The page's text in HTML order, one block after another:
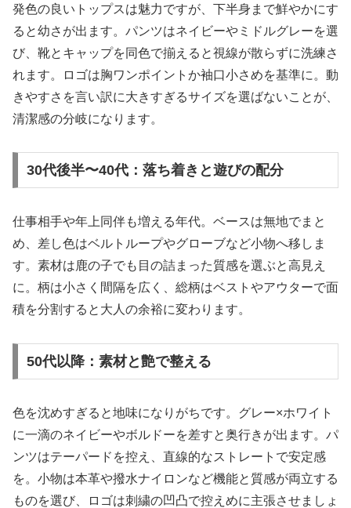
発色の良いトップスは魅力ですが、下半身まで鮮やかにす
ると幼さが出ます。パンツはネイビーやミドルグレーを選
び、靴とキャップを同色で揃えると視線が散らずに洗練さ
れます。ロゴは胸ワンポイントか袖口小さめを基準に。動
きやすさを言い訳に大きすぎるサイズを選ばないことが、
清潔感の分岐になります。
30代後半〜40代：落ち着きと遊びの配分
仕事相手や年上同伴も増える年代。ベースは無地でまと
め、差し色はベルトループやグローブなど小物へ移しま
す。素材は鹿の子でも目の詰まった質感を選ぶと高見え
に。柄は小さく間隔を広く、総柄はベストやアウターで面
積を分割すると大人の余裕に変わります。
50代以降：素材と艶で整える
色を沈めすぎると地味になりがちです。グレー×ホワイト
に一滴のネイビーやボルドーを差すと奥行きが出ます。パ
ンツはテーパードを控え、直線的なストレートで安定感
を。小物は本革や撥水ナイロンなど機能と質感が両立する
ものを選び、ロゴは刺繍の凹凸で控えめに主張させましょ